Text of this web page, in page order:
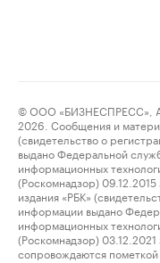
© ООО «БИЗНЕСПРЕСС»,
2026. Сообщения и
(свидетельство о
выдано Федеральной
информационных
(Роскомнадзор)
издания «РБК»
информации выдано
информационных
(Роскомнадзор)
сопровождаются пометкой